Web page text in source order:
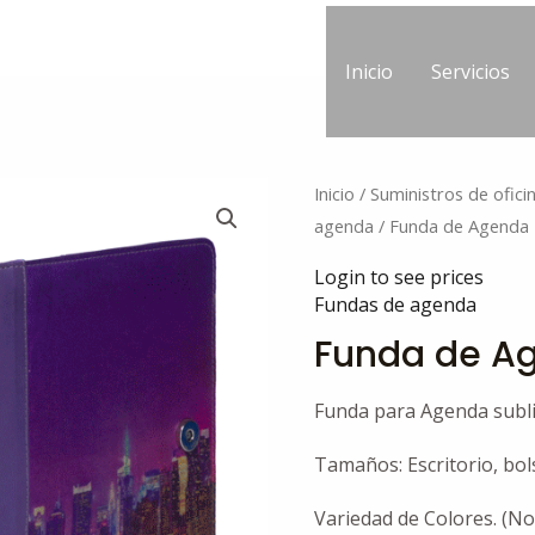
Inicio Servicios
Inicio / Suministros de
agenda / Funda de Agenda
Login to see prices
Fundas de agenda
Funda de
Funda para Agenda
Tamaños: Escritorio,
Variedad de Colores.